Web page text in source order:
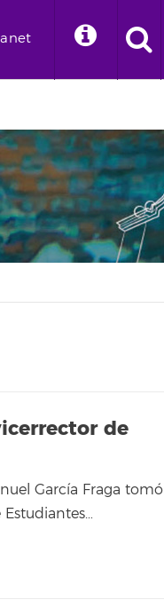
de
García Fraga tomó